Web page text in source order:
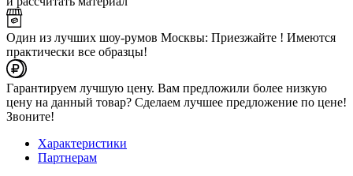
Один из лучших шоу-румов Москвы: Приезжайте ! Имеются
практически все образцы!
Гарантируем лучшую цену. Вам предложили более низкую
цену на данный товар? Сделаем лучшее предложение по цене!
Звоните!
Характеристики
Партнерам